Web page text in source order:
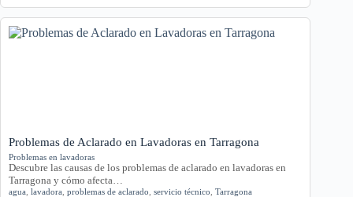
Problemas de Aclarado en Lavadoras en Tarragona
Problemas en lavadoras
Descubre las causas de los problemas de aclarado en lavadoras en
Tarragona y cómo afecta…
agua lavadora problemas de aclarado servicio técnico Tarragona